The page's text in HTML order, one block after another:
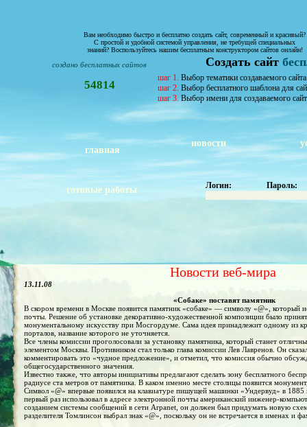
Вам необходимо быстро и бесплатно создать сайт, современный и красивый?
С простой и удобной системой управления, не требущей специальных
знаний? Воспользуйтесь нашим бесплатным конструктором сайтов онлайн!
создано бесплатных сайтов
54814
Создать сайт
шаг 1. Выбор тематики создаваемого сайта
шаг 2. Выбор бесплатного шаблона для
шаг 3.Выбор имени для создаваемого
готовые работы
главная
новости
Логин: Пароль:
Новости веб-мира
13.11.08
«Собаке» поставят памятник
В скором времени в Москве появится памятник «собаке» — символу «@», который
почты. Решение об установке декоративно-художественной композиции было
монументальному искусству при Мосгордуме. Сама идея принадлежит одному из
порталов, название которого не уточняется.
Все члены комиссии проголосовали за установку памятника, который станет
элементом Москвы. Противником стал только глава комиссии Лев Лавренов. Он
комментировать это «чудное предложение», и отметил, что комиссия обычно
общегосударственного значения.
Известно также, что авторы инициативы предлагают сделать зону бесплатного
радиусе ста метров от памятника. В каком именно месте столицы появится
Символ «@» впервые появился на клавиатуре пишущей машинки «Ундервуд» в
первый раз использовал в адресе электронной почты американский инженер-
созданием системы сообщений в сети Arpanet, он должен был придумать новую
разделителя Томлинсон выбрал знак «@», поскольку он не встречается в именах и